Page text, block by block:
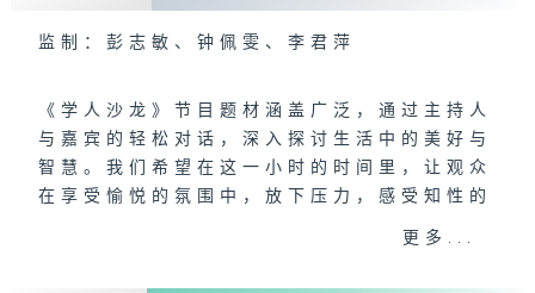
监制：彭志敏、钟佩雯、李君萍
《学人沙龙》节目题材涵盖广泛，通过主持人
与嘉宾的轻松对话，深入探讨生活中的美好与
智慧。我们希望在这一小时的时间里，让观众
在享受愉悦的氛围中，放下压力，感受知性的
更多...